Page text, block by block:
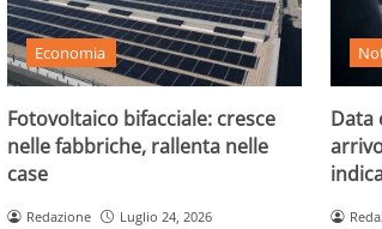
Economia
Fotovoltaico bifacciale: cresce
nelle fabbriche, rallenta nelle
case
Redazione Luglio 24, 2026
Data